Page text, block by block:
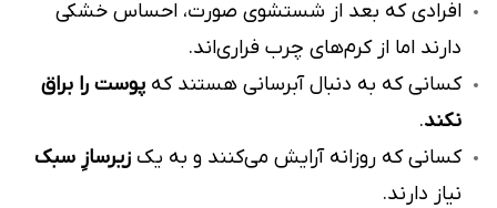
افرادی که بعد از شستشوی صورت، احساس خشکی
دارند اما از کرم‌های چرب فراری‌اند.
کسانی که به دنبال آبرسانی هستند که پوست را براق
نکند.
کسانی که روزانه آرایش می‌کنند و به یک زیرسازِ سبک
نیاز دارند.